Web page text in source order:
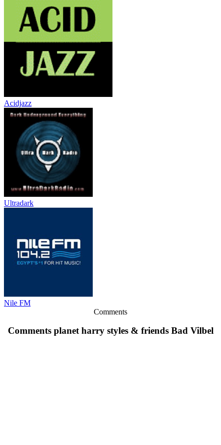
Acidjazz
Ultradark
Nile FM
Comments
Comments planet harry styles & friends Bad Vilbel